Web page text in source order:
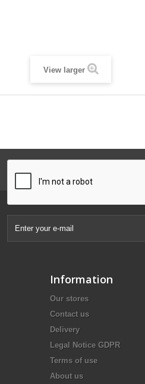
View larger
Information
Our stores
Contact us
Delivery
Legal Notice GDPR
Terms of use
About us